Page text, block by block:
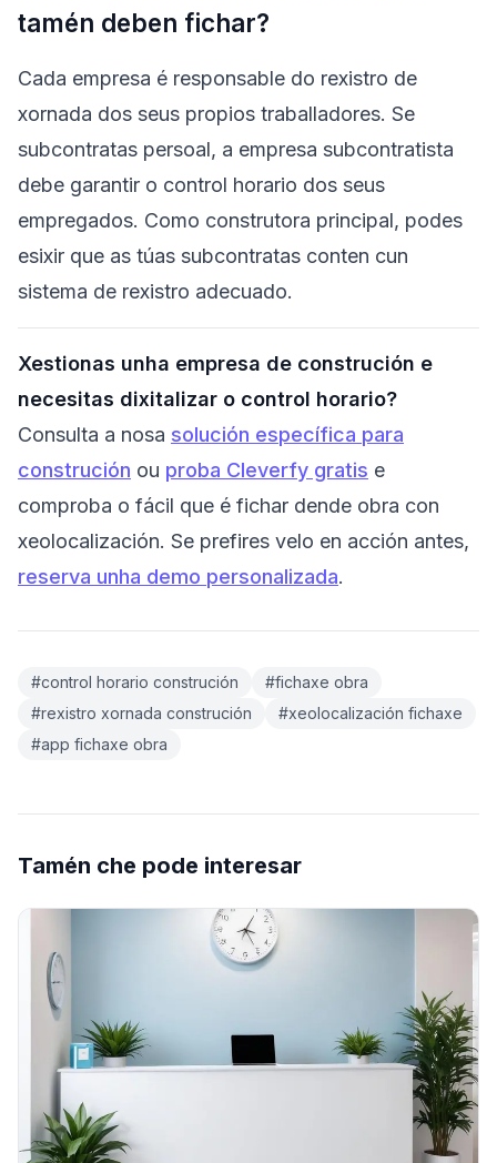
tamén deben fichar?
Cada empresa é responsable do rexistro de
xornada dos seus propios traballadores. Se
subcontratas persoal, a empresa subcontratista
debe garantir o control horario dos seus
empregados. Como construtora principal, podes
esixir que as túas subcontratas conten cun
sistema de rexistro adecuado.
Xestionas unha empresa de construción e
necesitas dixitalizar o control horario?
Consulta a nosa solución específica para
construción ou proba Cleverfy gratis e
comproba o fácil que é fichar dende obra con
xeolocalización. Se prefires velo en acción antes,
reserva unha demo personalizada.
#control horario construción
#fichaxe obra
#rexistro xornada construción
#xeolocalización fichaxe
#app fichaxe obra
Tamén che pode interesar